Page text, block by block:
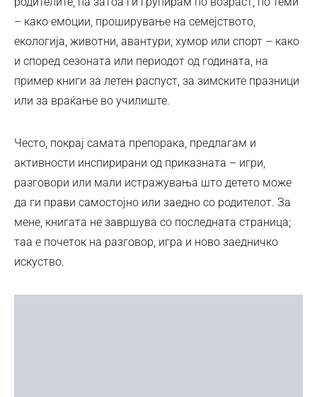
– како емоции, проширување на семејството,
екологија, животни, авантури, хумор или спорт – како
и според сезоната или периодот од годината, на
пример книги за летен распуст, за зимските празници
или за враќање во училиште.
Често, покрај самата препорака, предлагам и
активности инспирирани од приказната – игри,
разговори или мали истражувања што детето може
да ги прави самостојно или заедно со родителот. За
мене, книгата не завршува со последната страница;
таа е почеток на разговор, игра и ново заедничко
искуство.